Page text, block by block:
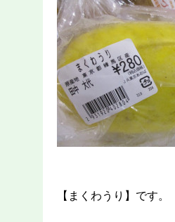
【まくわうり】です。